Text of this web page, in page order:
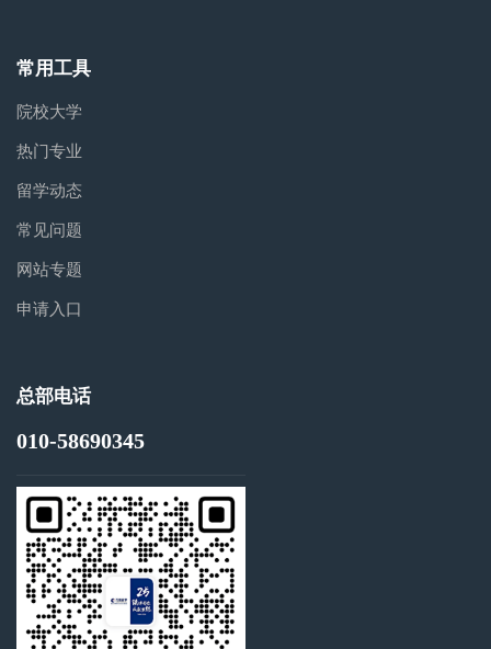
常用工具
院校大学
热门专业
留学动态
常见问题
网站专题
申请入口
总部电话
010-58690345